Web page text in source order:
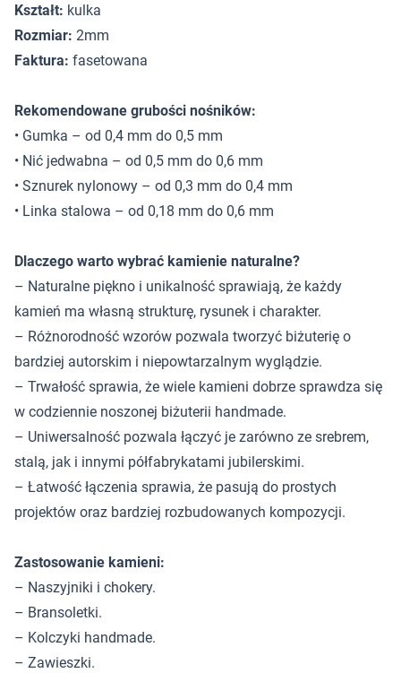
Kształt: kulka
Rozmiar: 2mm
Faktura: fasetowana
Rekomendowane grubości nośników:
• Gumka – od 0,4 mm do 0,5 mm
• Nić jedwabna – od 0,5 mm do 0,6 mm
• Sznurek nylonowy – od 0,3 mm do 0,4 mm
• Linka stalowa – od 0,18 mm do 0,6 mm
Dlaczego warto wybrać kamienie naturalne?
– Naturalne piękno i unikalność sprawiają, że każdy
kamień ma własną strukturę, rysunek i charakter.
– Różnorodność wzorów pozwala tworzyć biżuterię o
bardziej autorskim i niepowtarzalnym wyglądzie.
– Trwałość sprawia, że wiele kamieni dobrze sprawdza się
w codziennie noszonej biżuterii handmade.
– Uniwersalność pozwala łączyć je zarówno ze srebrem,
stalą, jak i innymi półfabrykatami jubilerskimi.
– Łatwość łączenia sprawia, że pasują do prostych
projektów oraz bardziej rozbudowanych kompozycji.
Zastosowanie kamieni:
– Naszyjniki i chokery.
– Bransoletki.
– Kolczyki handmade.
– Zawieszki.